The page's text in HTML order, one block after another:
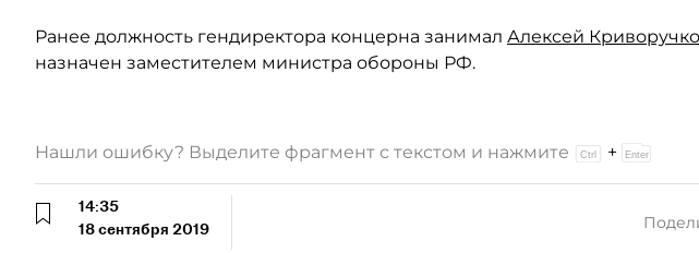
Ранее должность гендиректора концерна занимал Алексей Криворучко
назначен заместителем министра обороны РФ.
Нашли ошибку? Выделите фрагмент с текстом и нажмите +
14:35
18 сентября 2019